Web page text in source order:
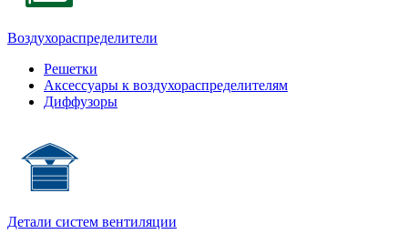
Воздухораспределители
Решетки
Аксессуары к воздухораспределителям
Диффузоры
Детали систем вентиляции